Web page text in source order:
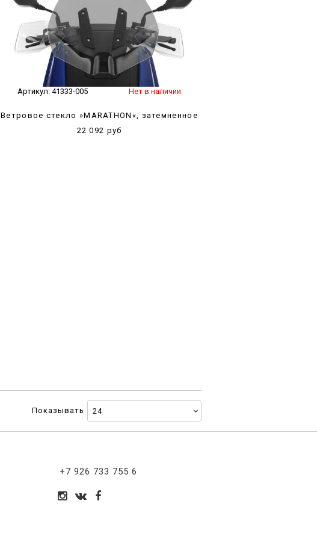
Артикул: 41333-005 Нет в наличии
Ветровое стекло »MARATHON«, затемненное
22 092 руб
Показывать
+7 926 733 755 6